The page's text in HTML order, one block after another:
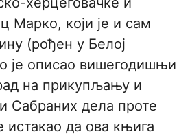
Марко, који је и сам
(рођен у Белој
је описао вишегодишњи
на прикупљању и
Сабраних дела проте
истакао да ова књига